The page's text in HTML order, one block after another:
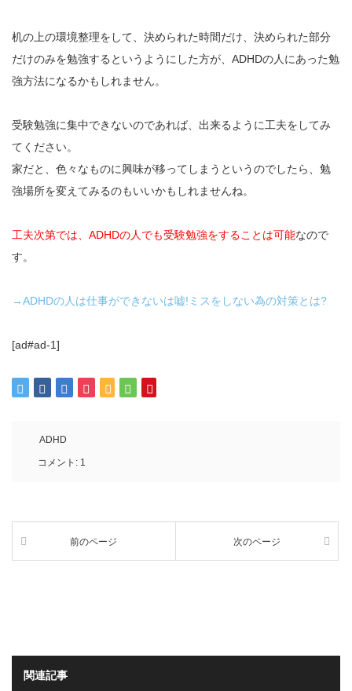
机の上の環境整理をして、決められた時間だけ、決められた部分
だけのみを勉強するというようにした方が、ADHDの人にあった勉
強方法になるかもしれません。
受験勉強に集中できないのであれば、出来るように工夫をしてみ
てください。
家だと、色々なものに興味が移ってしまうというのでしたら、勉
強場所を変えてみるのもいいかもしれませんね。
工夫次第では、ADHDの人でも受験勉強をすることは可能なので
す。
→ADHDの人は仕事ができないは嘘!ミスをしない為の対策とは?
[ad#ad-1]
ADHD
コメント: 1
前のページ 次のページ
関連記事